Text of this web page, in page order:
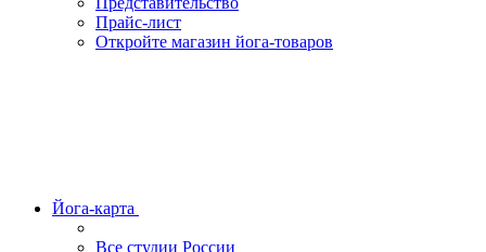
Прайс-лист
Откройте магазин йога-товаров
Йога-карта
Все студии России